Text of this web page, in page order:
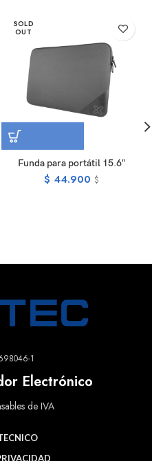
SOLD
OUT
Funda para portátil 15.6″
$ 44.900 $
1
Electrónico
de IVA